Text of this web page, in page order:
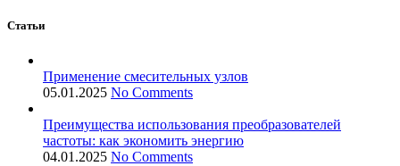
Статьи
Применение смесительных узлов
05.01.2025 No Comments
Преимущества использования преобразователей
частоты: как экономить энергию
04.01.2025 No Comments